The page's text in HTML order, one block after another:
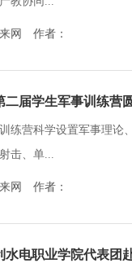
来网 作者：
二届学生军事训练营
练营科学设置军事理论
击、单...
来网 作者：
水电职业学院代表团